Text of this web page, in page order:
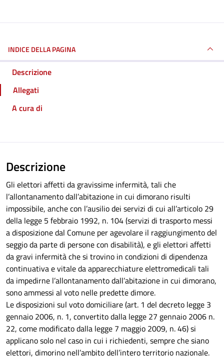
INDICE DELLA PAGINA
Descrizione
Allegati
A cura di
Descrizione
Gli elettori affetti da gravissime infermità, tali che
l’allontanamento dall’abitazione in cui dimorano risulti
impossibile, anche con l’ausilio dei servizi di cui all’articolo 29
della legge 5 febbraio 1992, n. 104 (servizi di trasporto messi
a disposizione dal Comune per agevolare il raggiungimento del
seggio da parte di persone con disabilità), e gli elettori affetti
da gravi infermità che si trovino in condizioni di dipendenza
continuativa e vitale da apparecchiature elettromedicali tali
da impedirne l’allontanamento dall’abitazione in cui dimorano,
sono ammessi al voto nelle predette dimore.
Le disposizioni sul voto domiciliare (art. 1 del decreto legge 3
gennaio 2006, n. 1, convertito dalla legge 27 gennaio 2006 n.
22, come modificato dalla legge 7 maggio 2009, n. 46) si
applicano solo nel caso in cui i richiedenti, sempre che siano
elettori, dimorino nell’ambito dell’intero territorio nazionale.